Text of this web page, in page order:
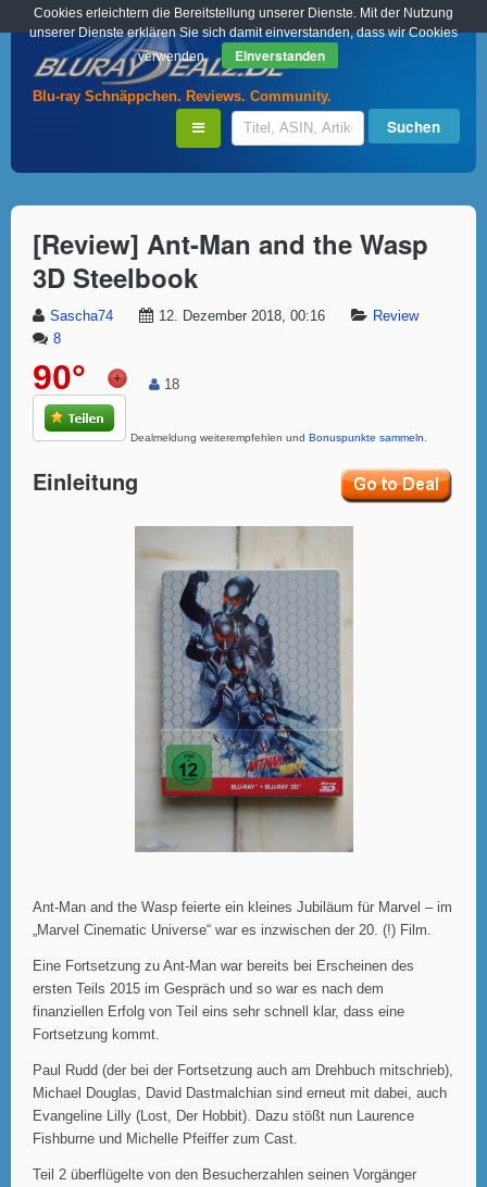
Blu-ray Schnäppchen. Reviews. Community.
[Review] Ant-Man and the Wasp
3D Steelbook
Sascha74 12. Dezember 2018, 00:16
Review
8
90° 18
Dealmeldung weiterempfehlen und Bonuspunkte sammeln
Einleitung
Ant-Man and the Wasp feierte ein kleines Jubiläum für Marvel – im
„Marvel Cinematic Universe“ war es inzwischen der 20. (!) Film.
Eine Fortsetzung zu Ant-Man war bereits bei Erscheinen des
ersten Teils 2015 im Gespräch und so war es nach dem
finanziellen Erfolg von Teil eins sehr schnell klar, dass eine
Fortsetzung kommt.
Paul Rudd (der bei der Fortsetzung auch am Drehbuch mitschrieb),
Michael Douglas, David Dastmalchian sind erneut mit dabei, auch
Evangeline Lilly (Lost, Der Hobbit). Dazu stößt nun Laurence
Fishburne und Michelle Pfeiffer zum Cast.
Teil 2 überflügelte von den Besucherzahlen seinen Vorgänger
Cookies erleichtern die Bereitstellung unserer Dienste. Mit der Nutzung
unserer Dienste erklären Sie sich damit einverstanden, dass wir Cookies
verwenden.
Einverstanden